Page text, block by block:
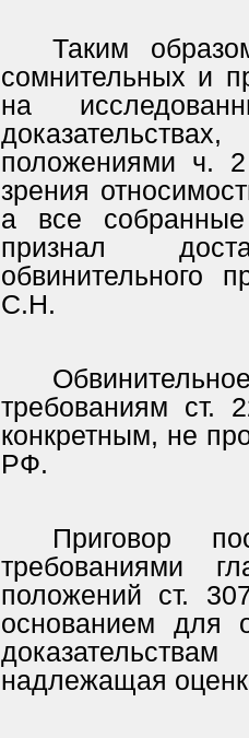
Таким
сомнительных и
на
положениями ч.
зрения
а все собранные
признал
обвинительного
С.Н.
требованиям ст.
конкретным, не
РФ.
Приговор
требованиями
положений ст.
основанием для
надлежащая